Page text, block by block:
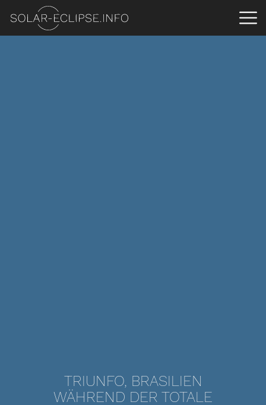
TRIUNFO, BRASILIEN
WÄHREND DER TOTALE